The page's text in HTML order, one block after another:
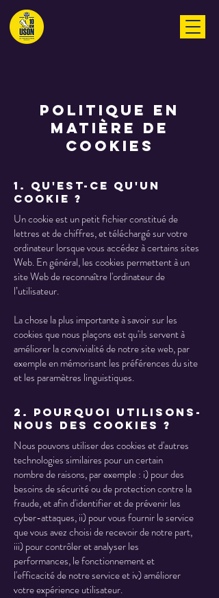
Politique en
matière de
cookies
1. Qu'est-ce qu'un
cookie ?
Un cookie est un petit fichier constitué de
lettres et de chiffres, et téléchargé sur votre
ordinateur lorsque vous accédez à certains sites
Web. En général, les cookies permettent à un
site Web de reconnaître l'ordinateur de
l’utilisateur.
La chose la plus importante à savoir sur les
cookies que nous plaçons est qu'ils servent à
améliorer la convivialité de notre site web, par
exemple en mémorisant les préférences du site
et les paramètres linguistiques.
2. Pourquoi utilisons-
nous des cookies ?
Nous pouvons utiliser des cookies et d'autres
technologies similaires pour un certain
nombre de raisons, par exemple : i) pour des
besoins de sécurité ou de protection contre la
fraude, et afin d'identifier et de prévenir les
cyber-attaques, ii) pour vous fournir le service
que vous avez choisi de recevoir de notre part,
iii) pour contrôler et analyser les
performances, le fonctionnement et
l'efficacité de notre service et iv) améliorer
votre expérience utilisateur.